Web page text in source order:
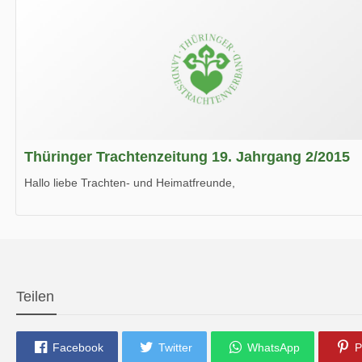
Thüringer Trachtenzeitung 19. Jahrgang 2/2015
Hallo liebe Trachten- und Heimatfreunde,
Teilen
Facebook Twitter WhatsApp